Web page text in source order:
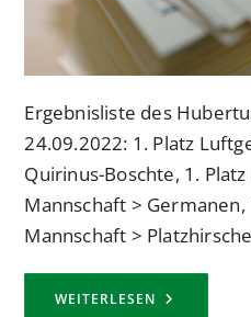
Ergebnisliste des
24.09.2022: 1. Platz
Quirinus-Boschte, 1.
Mannschaft >
Mannschaft > Platzhirsche
WEITERLESEN HUBERTUS-